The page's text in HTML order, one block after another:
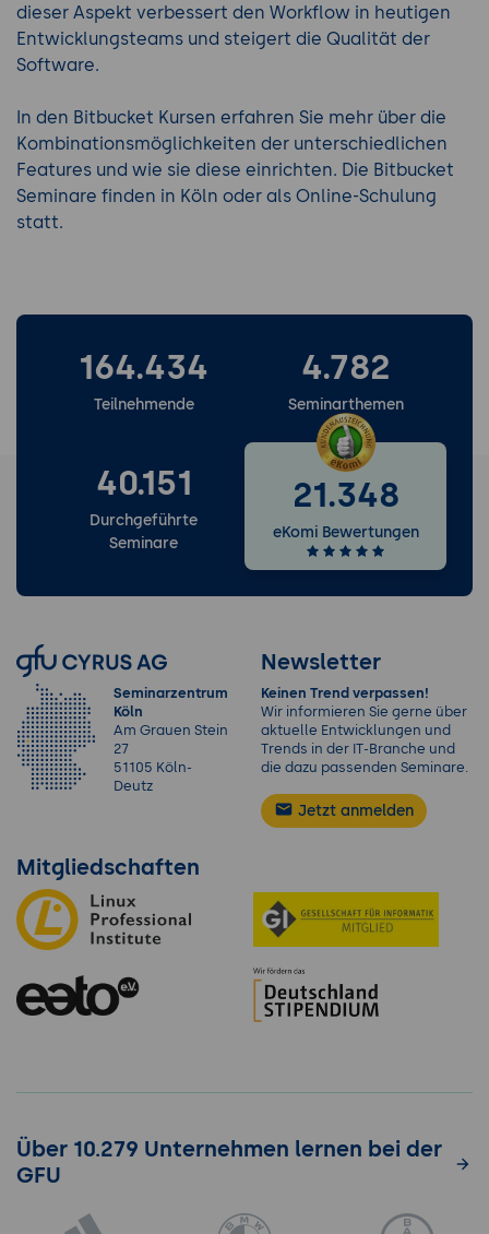
dieser Aspekt verbessert den Workflow in heutigen
Entwicklungsteams und steigert die Qualität der
Software.
In den Bitbucket Kursen erfahren Sie mehr über die
Kombinationsmöglichkeiten der unterschiedlichen
Features und wie sie diese einrichten. Die Bitbucket
Seminare finden in Köln oder als Online-Schulung
statt.
164.434
Teilnehmende
4.782
Seminarthemen
40.151
Durchgeführte
Seminare
21.348
eKomi Bewertungen
Seminarzentrum
Köln
Am Grauen Stein
27
51105 Köln-
Deutz
Newsletter
Keinen Trend verpassen!
Wir informieren Sie gerne über
aktuelle Entwicklungen und
Trends in der IT-Branche und
die dazu passenden Seminare.
Jetzt anmelden
Mitgliedschaften
Über 10.279 Unternehmen lernen bei der
GFU